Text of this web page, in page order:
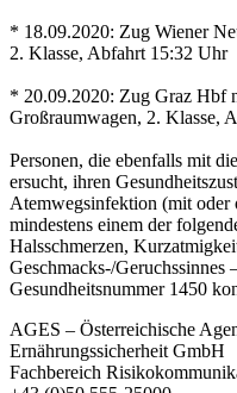
* 18.09.2020: Zug Wiener
2. Klasse, Abfahrt 15:32 Uhr
* 20.09.2020: Zug Graz Hbf
Großraumwagen, 2. Klasse,
Personen, die ebenfalls mit
ersucht, ihren
Atemwegsinfektion (mit oder
mindestens einem der
Halsschmerzen,
Geschmacks-/Geruchssinnes
Gesundheitsnummer 1450
AGES – Österreichische
Ernährungssicherheit GmbH
Fachbereich